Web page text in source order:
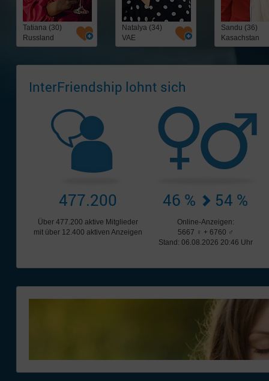
Tatiana (30)
Russland
Natalya (34)
VAE
Sandu (36)
Kasachstan
InterFriendship lohnt sich
477.200
Über 477.200 aktive Mitglieder
mit über 12.400 aktiven Anzeigen
46 % 54 %
Online-Anzeigen:
5667 ♀ + 6760 ♂
Stand: 06.08.2026 20:46 Uhr